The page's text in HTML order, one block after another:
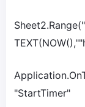
"StartTimer"